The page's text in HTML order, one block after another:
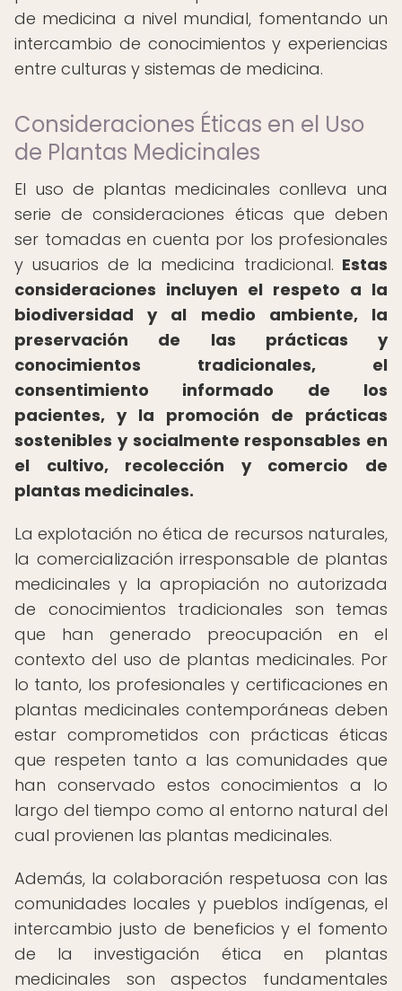
de medicina a nivel mundial, fomentando un
intercambio de conocimientos y experiencias
entre culturas y sistemas de medicina.
Consideraciones Éticas en el Uso
de Plantas Medicinales
El uso de plantas medicinales conlleva una
serie de consideraciones éticas que deben
ser tomadas en cuenta por los profesionales
y usuarios de la medicina tradicional. Estas
consideraciones incluyen el respeto a la
biodiversidad y al medio ambiente, la
preservación de las prácticas y
conocimientos tradicionales, el
consentimiento informado de los
pacientes, y la promoción de prácticas
sostenibles y socialmente responsables en
el cultivo, recolección y comercio de
plantas medicinales.
La explotación no ética de recursos naturales,
la comercialización irresponsable de plantas
medicinales y la apropiación no autorizada
de conocimientos tradicionales son temas
que han generado preocupación en el
contexto del uso de plantas medicinales. Por
lo tanto, los profesionales y certificaciones en
plantas medicinales contemporáneas deben
estar comprometidos con prácticas éticas
que respeten tanto a las comunidades que
han conservado estos conocimientos a lo
largo del tiempo como al entorno natural del
cual provienen las plantas medicinales.
Además, la colaboración respetuosa con las
comunidades locales y pueblos indígenas, el
intercambio justo de beneficios y el fomento
de la investigación ética en plantas
medicinales son aspectos fundamentales